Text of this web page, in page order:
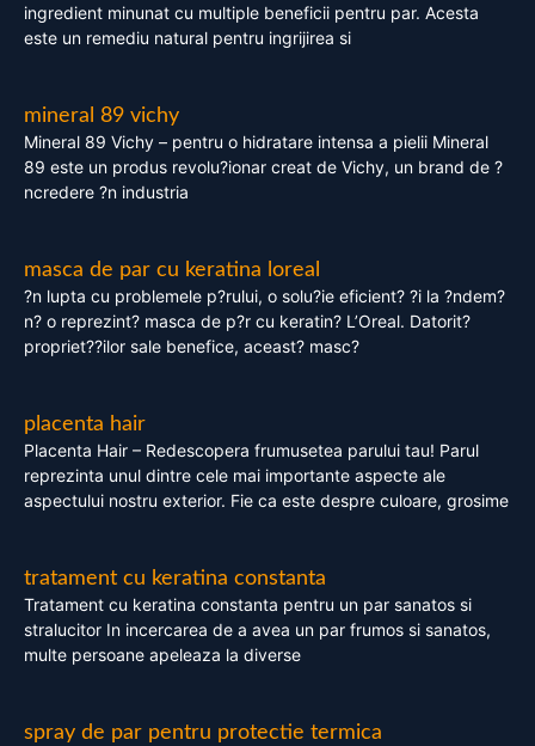
ingredient minunat cu multiple beneficii pentru par. Acesta
este un remediu natural pentru ingrijirea si
mineral 89 vichy
Mineral 89 Vichy – pentru o hidratare intensa a pielii Mineral
89 este un produs revolu?ionar creat de Vichy, un brand de ?
ncredere ?n industria
masca de par cu keratina loreal
?n lupta cu problemele p?rului, o solu?ie eficient? ?i la ?ndem?
n? o reprezint? masca de p?r cu keratin? L’Oreal. Datorit?
propriet??ilor sale benefice, aceast? masc?
placenta hair
Placenta Hair – Redescopera frumusetea parului tau! Parul
reprezinta unul dintre cele mai importante aspecte ale
aspectului nostru exterior. Fie ca este despre culoare, grosime
tratament cu keratina constanta
Tratament cu keratina constanta pentru un par sanatos si
stralucitor In incercarea de a avea un par frumos si sanatos,
multe persoane apeleaza la diverse
spray de par pentru protectie termica